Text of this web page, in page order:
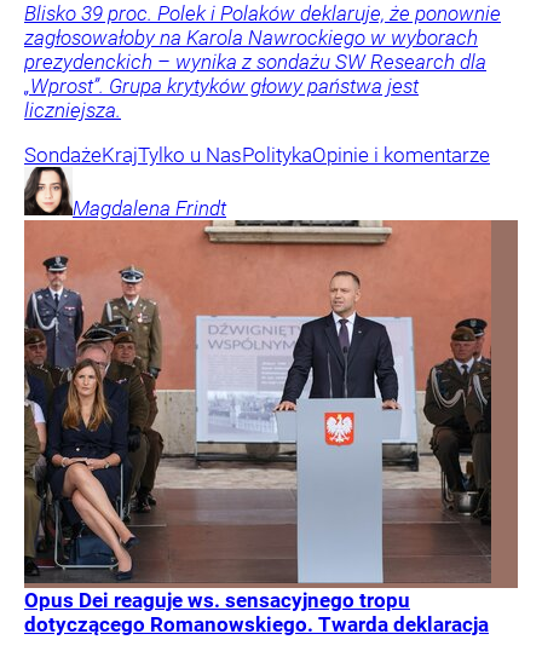
Blisko 39 proc. Polek i Polaków deklaruje, że ponownie
zagłosowałoby na Karola Nawrockiego w wyborach
prezydenckich – wynika z sondażu SW Research dla
„Wprost”. Grupa krytyków głowy państwa jest
liczniejsza.
SondażeKrajTylko u NasPolitykaOpinie i komentarze
Magdalena Frindt
Opus Dei reaguje ws. sensacyjnego tropu
dotyczącego Romanowskiego. Twarda deklaracja